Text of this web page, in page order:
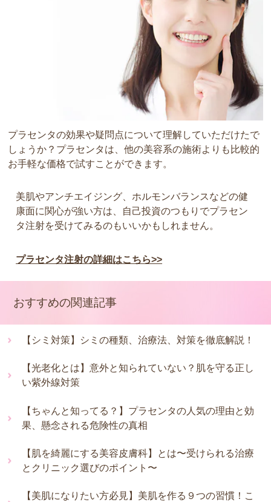
プラセンタの効果や疑問点について理解していただけたで
しょうか？プラセンタは、他の美容系の施術よりも比較的
お手軽な価格で試すことができます。
美肌やアンチエイジング、ホルモンバランスなどの健
康面に関心が強い方は、自己投資のつもりでプラセン
タ注射を受けてみるのもいいかもしれません。
プラセンタ注射の詳細はこちら>>
おすすめの関連記事
【シミ対策】シミの種類、治療法、対策を徹底解説！
【光老化とは】意外と知られていない？肌を守る正し
い紫外線対策
【ちゃんと知ってる？】プラセンタの人気の理由と効
果、懸念される危険性の真相
【肌を綺麗にする美容皮膚科】とは〜受けられる治療
とクリニック選びのポイント〜
【美肌になりたい方必見】美肌を作る９つの習慣！こ